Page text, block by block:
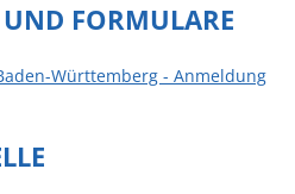
Leistungen - Service BW
FORMULARE
Württemberg - Anmeldung